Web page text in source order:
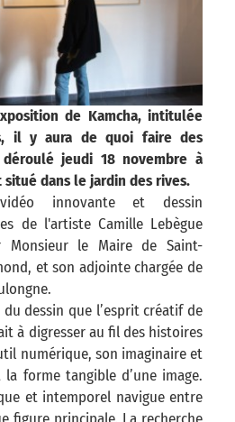
de Kamcha, intitulée
il y aura de quoi faire des
jeudi 18 novembre à
situé dans le jardin des rives.
innovante et dessin
de l'artiste Camille Lebègue
le Maire de Saint-
et son adjointe chargée de
du dessin que l’esprit créatif de
à digresser au fil des histoires
numérique, son imaginaire et
forme tangible d’une image.
et intemporel navigue entre